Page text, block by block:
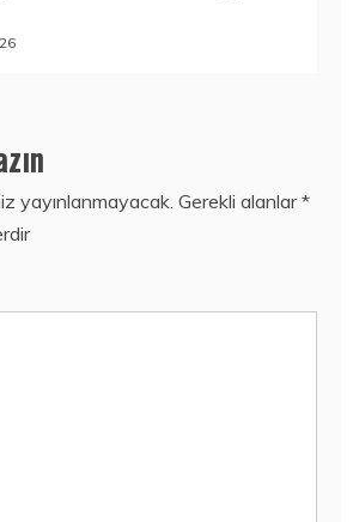
yayınlanmayacak. Gerekli alanlar*